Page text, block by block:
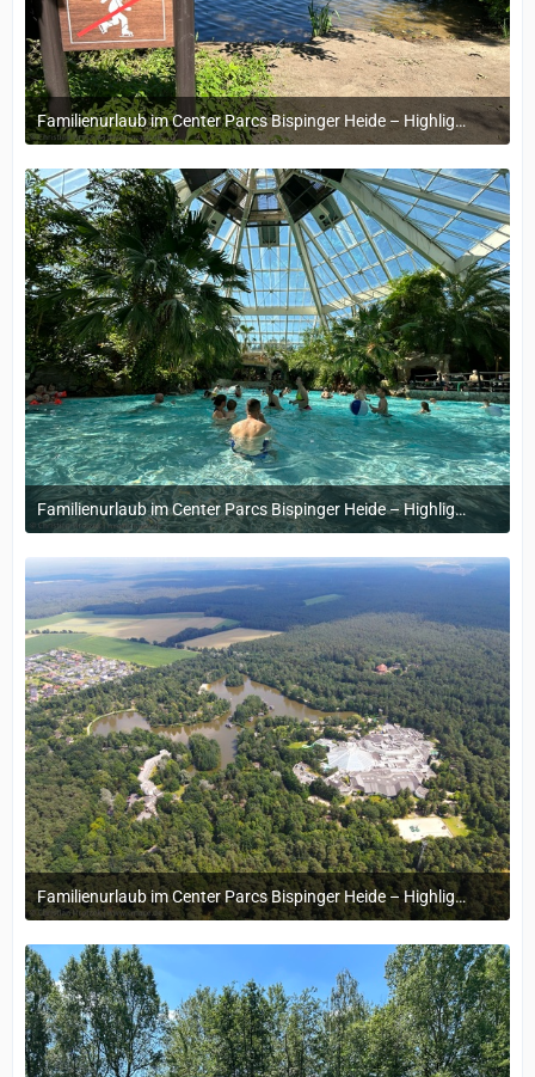
Familienurlaub im Center Parcs Bispinger Heide – Highlights & Erinnerungen
22. November 2024 um 14:13
Familienurlaub im Center Parcs Bispinger Heide – Highlights & Erinnerungen
22. November 2024 um 14:13
Familienurlaub im Center Parcs Bispinger Heide – Highlights & Erinnerungen
22. November 2024 um 14:13